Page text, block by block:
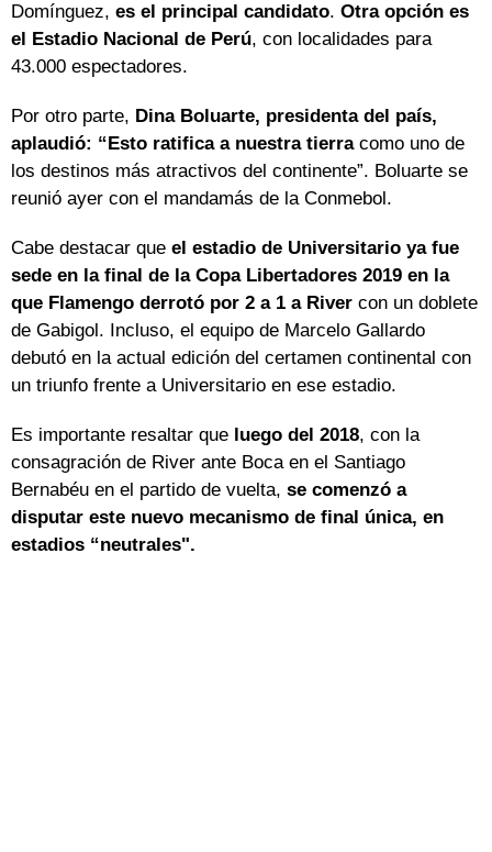
Domínguez, es el principal candidato. Otra opción es
el Estadio Nacional de Perú, con localidades para
43.000 espectadores.
Por otro parte, Dina Boluarte, presidenta del país,
aplaudió: “Esto ratifica a nuestra tierracomo uno de
los destinos más atractivos del continente”. Boluarte se
reunió ayer con el mandamás de la Conmebol.
Cabe destacar que el estadio de Universitario ya fue
sede en la final de la Copa Libertadores 2019 en la
que Flamengo derrotó por 2 a 1 a River con un doblete
de Gabigol. Incluso, el equipo de Marcelo Gallardo
debutó en la actual edición del certamen continental con
un triunfo frente a Universitario en ese estadio.
Es importante resaltar que luego del 2018, con la
consagración de River ante Boca en el Santiago
Bernabéu en el partido de vuelta, se comenzó a
disputar este nuevo mecanismo de final única, en
estadios “neutrales".